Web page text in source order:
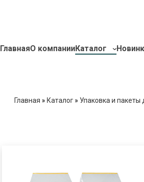
ГлавнаяО компанииКаталог
Главная » Каталог » Упаковка и пакеты